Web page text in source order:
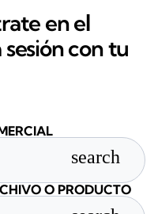
en el
con tu
search
O PRODUCTO